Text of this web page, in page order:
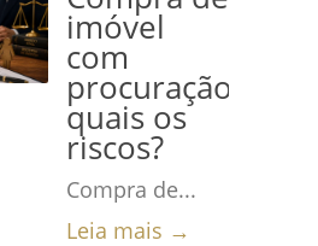
imóvel
com
procuração:
quais os
riscos?
Compra de...
Leia mais →